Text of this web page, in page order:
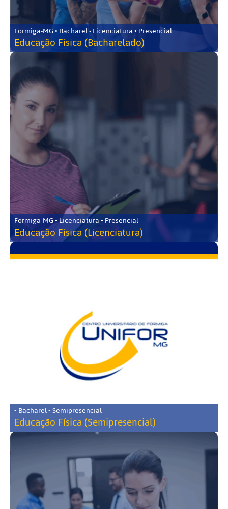
Formiga-MG • Bacharel - Licenciatura • Presencial
Educação Física (Bacharelado)
Formiga-MG • Licenciatura • Presencial
Educação Física (Licenciatura)
• Bacharel • Semipresencial
Educação Física (Semipresencial)